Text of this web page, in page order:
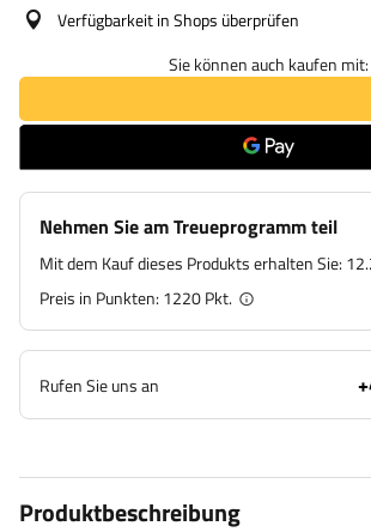
Verfügbarkeit in Shops überprüfen
Sie können auch kaufen mit:
Nehmen Sie am Treueprogramm teil
Mit dem Kauf dieses Produkts erhalten Sie:
Preis in Punkten: 1220Pkt.
Rufen Sie uns an
Produktbeschreibung